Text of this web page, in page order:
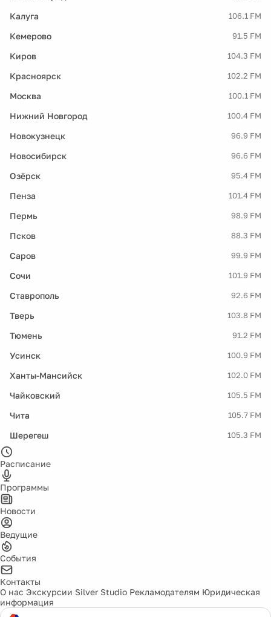
Калуга 106.1 FM
Кемерово 91.5 FM
Киров 104.3 FM
Красноярск 102.2 FM
Москва 100.1 FM
Нижний Новгород 100.4 FM
Новокузнецк 96.9 FM
Новосибирск 96.6 FM
Озёрск 95.4 FM
Пенза 101.4 FM
Пермь 98.9 FM
Псков 88.3 FM
Саров 99.9 FM
Сочи 101.9 FM
Ставрополь 92.6 FM
Тверь 103.8 FM
Тюмень 91.2 FM
Усинск 100.9 FM
Ханты-Мансийск 102.0 FM
Чайковский 105.5 FM
Чита 105.7 FM
Шерегеш 105.3 FM
Расписание
Программы
Новости
Ведущие
События
Контакты
О нас Экскурсии Silver Studio Рекламодателям Юридическая
информация